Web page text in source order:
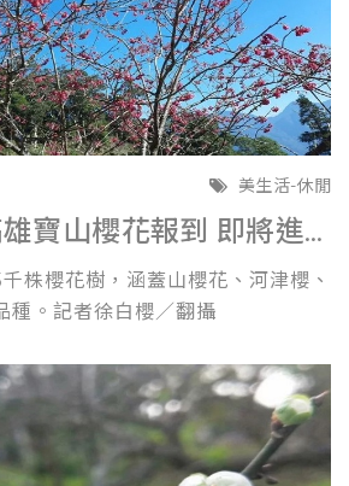
美生活-休閒
滿園粉櫻！高雄寶山櫻花報到 即將進入盛開期 (聯合報0103)
株櫻花樹，涵蓋山櫻花、河津櫻、
種。記者徐白櫻／翻攝